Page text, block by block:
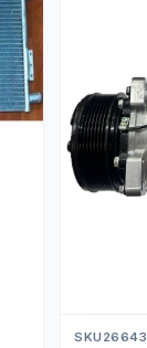
SKU26643